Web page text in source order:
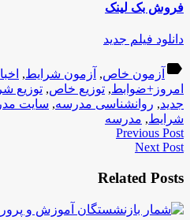
فروش بک لینک
دانلود فیلم جدید
label آزمون خاص, آزمون شرایط,
امروز+ضوابط, توزیع خاص, توزیع
جدید, روانشناسی مدرسه, سایت
شرایط, مدرسه
Previous Post
Next Post
Related Posts